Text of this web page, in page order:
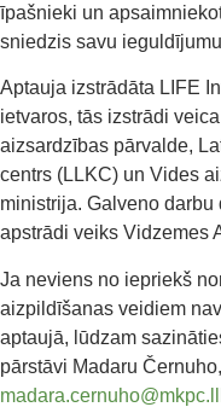
īpašnieki un
sniedzis savu
Aptauja izstrādāta LIFE
ietvaros, tās izstrādi
aizsardzības pārvalde,
centrs (LLKC) un Vides
ministrija. Galveno
apstrādi veiks Vidzemes
Ja neviens no iepriekš
aizpildīšanas veidiem
aptaujā, lūdzam
pārstāvi Madaru